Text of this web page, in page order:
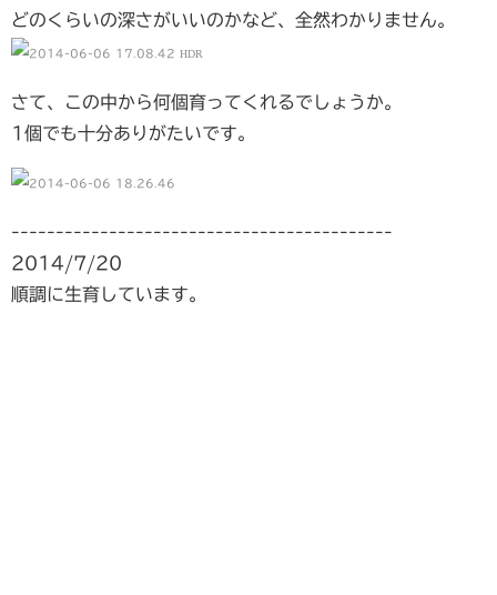
どのくらいの深さがいいのかなど、全然わかりません。
さて、この中から何個育ってくれるでしょうか。
1個でも十分ありがたいです。
-------------------------------------------
2014/7/20
順調に生育しています。